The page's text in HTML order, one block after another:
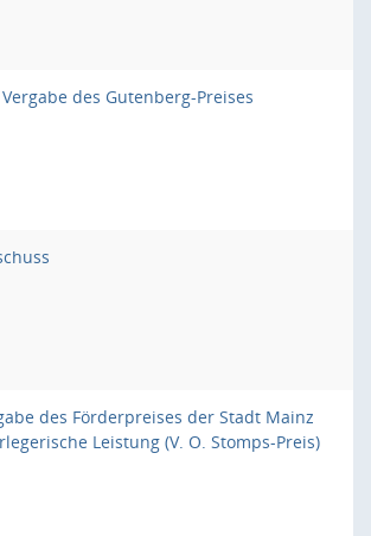
des Gutenberg-Preises
des Förderpreises der Stadt Mainz
Leistung (V. O. Stomps-Preis)